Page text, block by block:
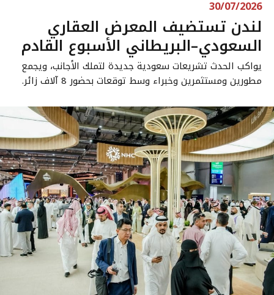
30/07/2026
لندن تستضيف المعرض العقاري
السعودي–البريطاني الأسبوع القادم
يواكب الحدث تشريعات سعودية جديدة لتملك الأجانب، ويجمع
مطورين ومستثمرين وخبراء وسط توقعات بحضور 8 آلاف زائر.